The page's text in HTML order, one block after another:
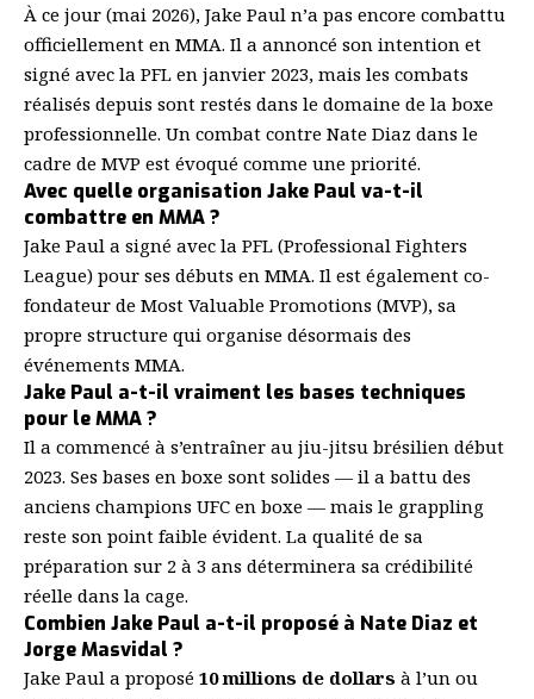
À ce jour (mai 2026), Jake Paul n’a pas encore combattu
officiellement en MMA. Il a annoncé son intention et
signé avec la PFL en janvier 2023, mais les combats
réalisés depuis sont restés dans le domaine de la boxe
professionnelle. Un combat contre Nate Diaz dans le
cadre de MVP est évoqué comme une priorité.
Avec quelle organisation Jake Paul va-t-il
combattre en MMA ?
Jake Paul a signé avec la PFL (Professional Fighters
League) pour ses débuts en MMA. Il est également co-
fondateur de Most Valuable Promotions (MVP), sa
propre structure qui organise désormais des
événements MMA.
Jake Paul a-t-il vraiment les bases techniques
pour le MMA ?
Il a commencé à s’entraîner au jiu-jitsu brésilien début
2023. Ses bases en boxe sont solides — il a battu des
anciens champions UFC en boxe — mais le grappling
reste son point faible évident. La qualité de sa
préparation sur 2 à 3 ans déterminera sa crédibilité
réelle dans la cage.
Combien Jake Paul a-t-il proposé à Nate Diaz et
Jorge Masvidal ?
Jake Paul a proposé 10 millions de dollars à l’un ou